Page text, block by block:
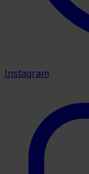
Instagram